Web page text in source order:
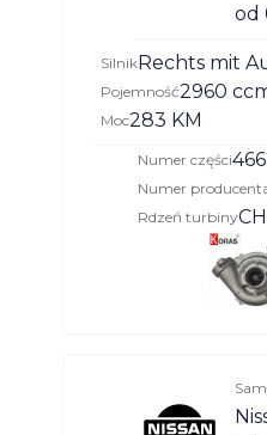
od
SilnikRechts mit
Pojemność2960
Moc283 KM
Numer części
Numer
Rdzeń turbiny